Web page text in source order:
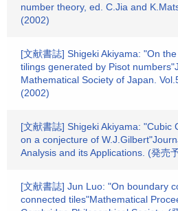
number theory, ed. C.Jia and
(2002)
[文献書誌] Shigeki Akiyama: "On
tilings generated by Pisot
Mathematical Society of Japan.
(2002)
[文献書誌] Shigeki Akiyama: "Cubic
on a conjecture of
Analysis and its Applications. (発売
[文献書誌] Jun Luo: "On boundary
connected tiles"Mathematical